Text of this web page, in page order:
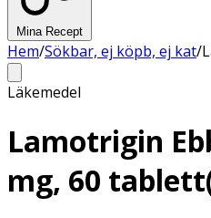
Mina Recept
Hem/Sökbar, ej köpb, ej kat/
Läkemedel
Lamotrigin
mg, 60